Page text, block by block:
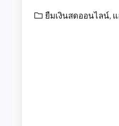
ยืมเงินสดออนไลน์,